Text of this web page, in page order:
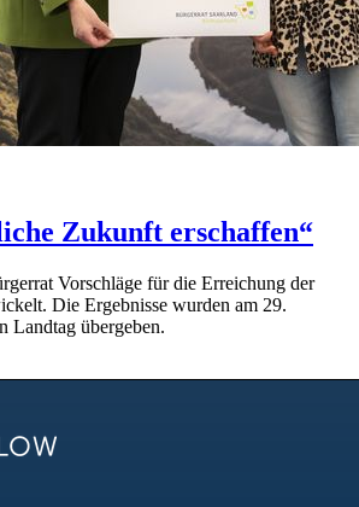
Zukunft erschaffen“
Vorschläge für die Erreichung der
Die Ergebnisse wurden am 29.
Landtag übergeben.